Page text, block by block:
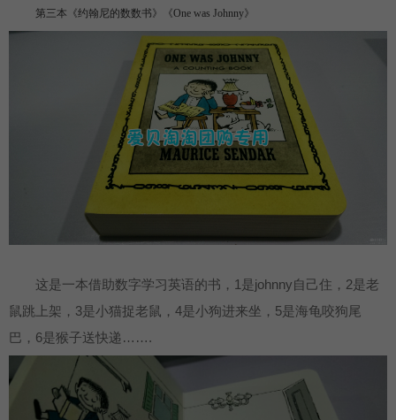
第三本《约翰尼的数数书》《One was Johnny》
这是一本借助数字学习英语的书，1是johnny自己住，2是老
鼠跳上架，3是小猫捉老鼠，4是小狗进来坐，5是海龟咬狗尾
巴，6是猴子送快递…….